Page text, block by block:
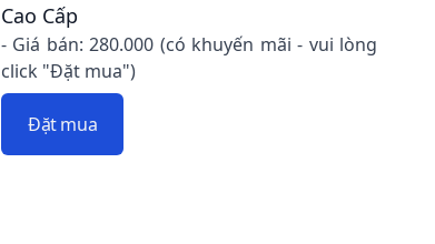
Cao Cấp
- Giá bán: 280.000 (có khuyến mãi - vui lòng
click "Đặt mua")
Đặt mua